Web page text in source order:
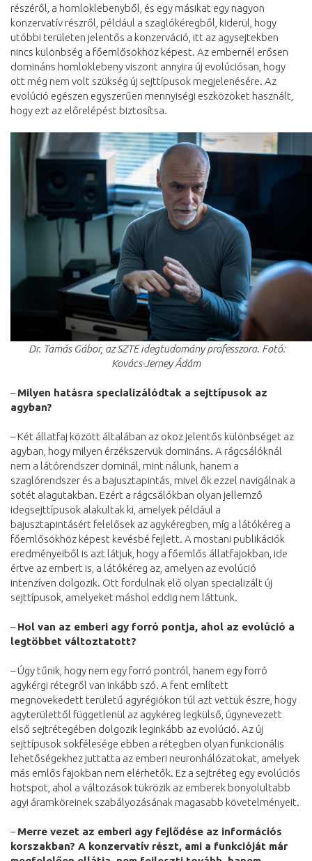
részéről, a homloklebenyből, és egy másikat egy nagyon
konzervatív részről, például a szaglókéregből, kiderül, hogy
utóbbi területen jelentős a konzerváció, itt az agysejtekben
nincs különbség a főemlősökhöz képest. Az embernél erősen
domináns homloklebeny viszont annyira új evolúciósan, hogy
ott még nem volt szükség új sejttípusok megjelenésére. Az
evolúció egészen egyszerűen mennyiségi eszközöket használt,
hogy ezt az előrelépést biztosítsa.
Dr. Tamás Gábor, az SZTE idegtudomány professzora. Fotó:
Kovács-Jerney Ádám
–Milyen hatásra specializálódtak a sejttípusok az
agyban?
– Két állatfaj között általában az okoz jelentős különbséget az
agyban, hogy milyen érzékszervük domináns. A rágcsálóknál
nem a látórendszer dominál, mint nálunk, hanem a
szaglórendszer és a bajusztapintás, mivel ők ezzel navigálnak a
sötét alagutakban. Ezért a rágcsálókban olyan jellemző
idegsejttípusok alakultak ki, amelyek például a
bajusztapintásért felelősek az agykéregben, míg a látókéreg a
főemlősökhöz képest kevésbé fejlett. A mostani publikációk
eredményeiből is azt látjuk, hogy a főemlős állatfajokban, ide
értve az embert is, a látókéreg az, amelyen az evolúció
intenzíven dolgozik. Ott fordulnak elő olyan specializált új
sejttípusok, amelyeket máshol eddig nem láttunk.
–Hol van az emberi agy forró pontja, ahol az evolúció a
legtöbbet változtatott?
– Úgy tűnik, hogy nem egy forró pontról, hanem egy forró
agykérgi rétegről van inkább szó. A fent említett
megnövekedett területű agyrégiókon túl azt vettük észre, hogy
agyterülettől függetlenül az agykéreg legkülső, úgynevezett
első sejtrétegében dolgozik leginkább az evolúció. Az új
sejttípusok sokfélesége ebben a rétegben olyan funkcionális
lehetőségekhez juttatta az emberi neuronhálózatokat, amelyek
más emlős fajokban nem elérhetők. Ez a sejtréteg egy evolúciós
hotspot, ahol a változások tükrözik az emberek bonyolultabb
agyi áramköreinek szabályozásának magasabb követelményeit.
–Merre vezet az emberi agy fejlődése az információs
korszakban? A konzervatív részt, ami a funkcióját már